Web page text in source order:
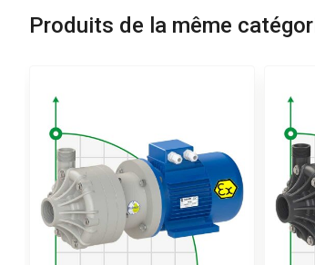
Produits de la même